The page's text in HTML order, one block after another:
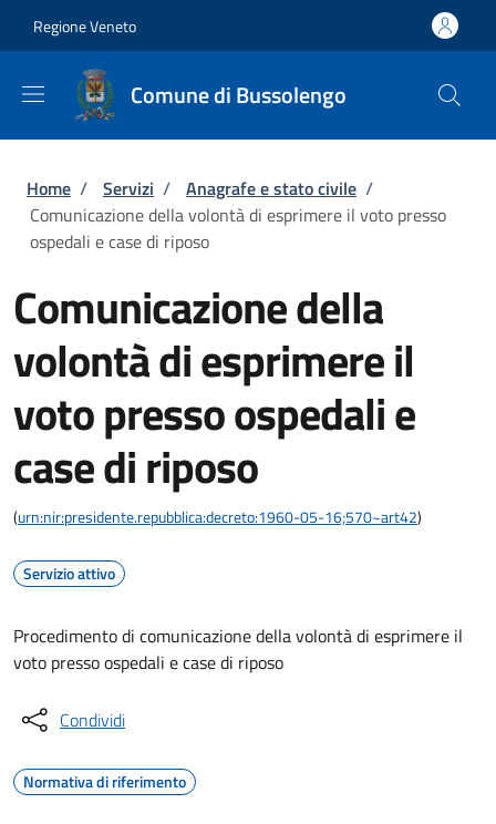
Regione Veneto
Comune di Bussolengo
Briciole di pane
Home / Servizi / Anagrafe e stato civile /
Comunicazione della volontà di esprimere il voto presso
ospedali e case di riposo
Comunicazione della
volontà di esprimere il
voto presso ospedali e
case di riposo
(urn:nir:presidente.repubblica:decreto:1960-05-16;570~art42)
Servizio attivo
Procedimento di comunicazione della volontà di esprimere il
voto presso ospedali e case di riposo
Condividi
Normativa di riferimento